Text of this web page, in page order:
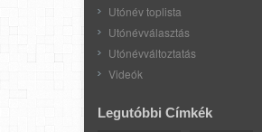
Utónév toplista
Utónévválasztás
Utónévváltoztatás
Videók
Legutóbbi Címkék